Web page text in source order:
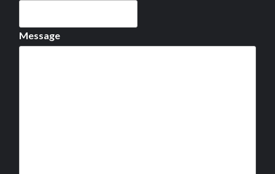
Message